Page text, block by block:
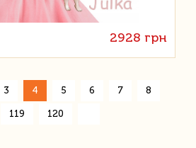
2928 грн
3 4 5 6 7 8
119 120